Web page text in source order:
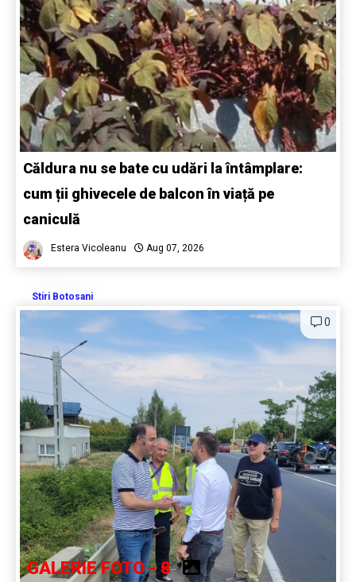
Căldura nu se bate cu udări la întâmplare:
cum ții ghivecele de balcon în viață pe
caniculă
Estera Vicoleanu Aug 07, 2026
Stiri Botosani
0
GALERIE FOTO - 8